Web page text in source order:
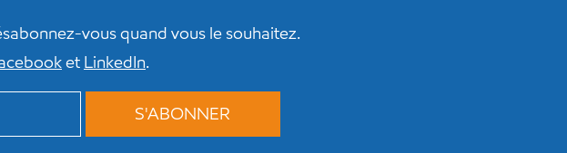
vous quand vous le souhaitez.
et LinkedIn.